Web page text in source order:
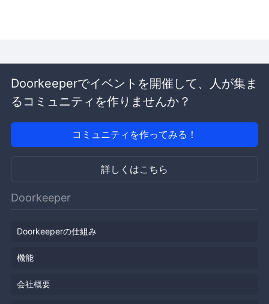
Doorkeeperでイベントを開催して、人が集ま
るコミュニティを作りませんか？
コミュニティを作ってみる！
詳しくはこちら
Doorkeeper
Doorkeeperの仕組み
機能
会社概要